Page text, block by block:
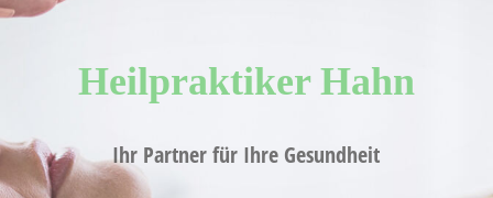
Heilpraktiker Hahn
Ihr Partner für Ihre Gesundheit